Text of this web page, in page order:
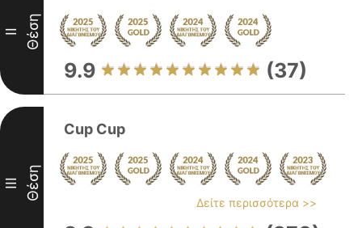
II Θέση
9.9 (37)
III Θέση
Cup Cup
Δείτε περισσότερα >>